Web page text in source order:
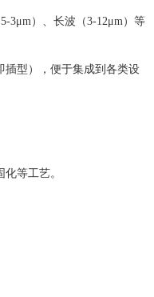
3μm）、长波（3-12μm）等
插型），便于集成到各类设
等工艺。